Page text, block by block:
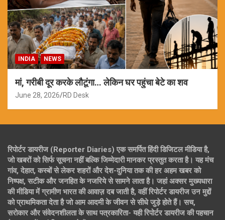
INDIA NEWS
मां, गरीबी दूर करके लौटूंगा… लेकिन घर पहुंचा बेटे का शव
June 28, 2026 RD Desk
रिपोर्टर डायरीज (Reporter Diaries) एक समर्पित हिंदी डिजिटल मीडिया है,
जो खबरों को सिर्फ सूचना नहीं बल्कि जिम्मेदारी मानकर प्रस्तुत करता है। यह मंच
गांव, देहात, कस्बों से लेकर शहरों और देश-दुनिया तक की हर अहम खबर को
निष्पक्ष, सटीक और जनहित के नजरिये से सामने लाता है। जहां अक्सर मुख्यधारा
की मीडिया में ग्रामीण भारत की आवाज़ दब जाती है, वहीं रिपोर्टर डायरीज उन मुद्दों
को प्राथमिकता देता है जो आम आदमी के जीवन से सीधे जुड़े होते हैं। सच,
सरोकार और संवेदनशीलता के साथ पत्रकारिता- यही रिपोर्टर डायरीज की पहचान